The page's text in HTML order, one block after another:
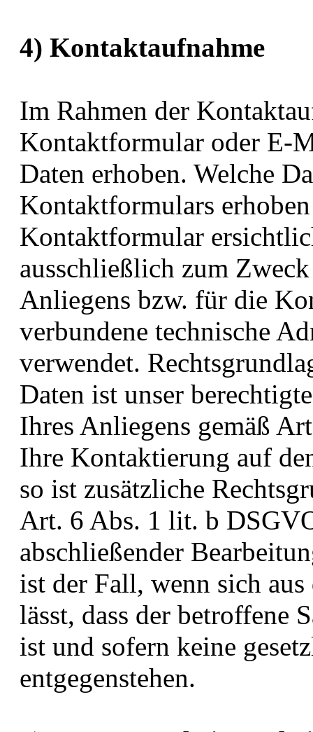
4) Kontaktaufnahme
Im Rahmen der
Kontaktformular oder E-
Daten erhoben. Welche
Kontaktformulars
Kontaktformular
ausschließlich zum
Anliegens bzw. für die
verbundene technische
verwendet.
Daten ist unser
Ihres Anliegens gemäß
Ihre Kontaktierung auf
so ist zusätzliche
Art. 6 Abs. 1 lit. b
abschließender
ist der Fall, wenn sich
lässt, dass der betroffene
ist und sofern keine
entgegenstehen.